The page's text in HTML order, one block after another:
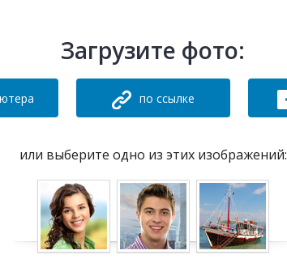
Загрузите фото:
по ссылке
или выберите одно из этих изображений: